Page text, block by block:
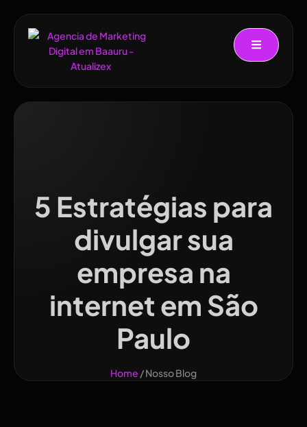
5 Estratégias para
divulgar sua
empresa na
internet em São
Paulo
Home / Nosso Blog